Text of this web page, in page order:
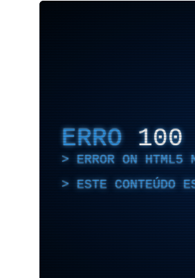
ERRO 100
ERROR ON HTML5
ESTE CONTEÚDO